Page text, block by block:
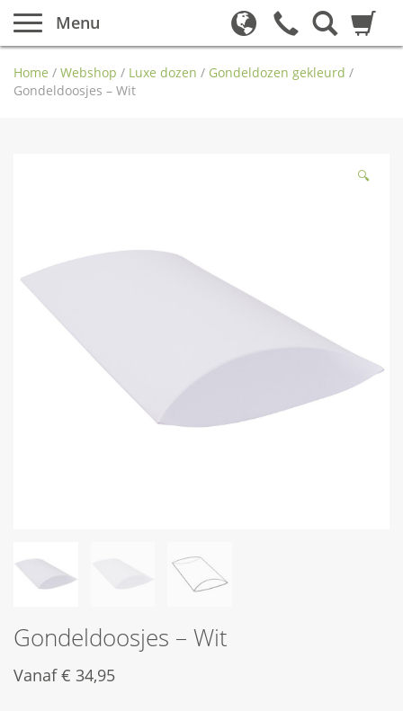
Menu
Home / Webshop / Luxe dozen / Gondeldozen gekleurd /
Gondeldoosjes – Wit
🔍
Gondeldoosjes – Wit
Vanaf€ 34,95